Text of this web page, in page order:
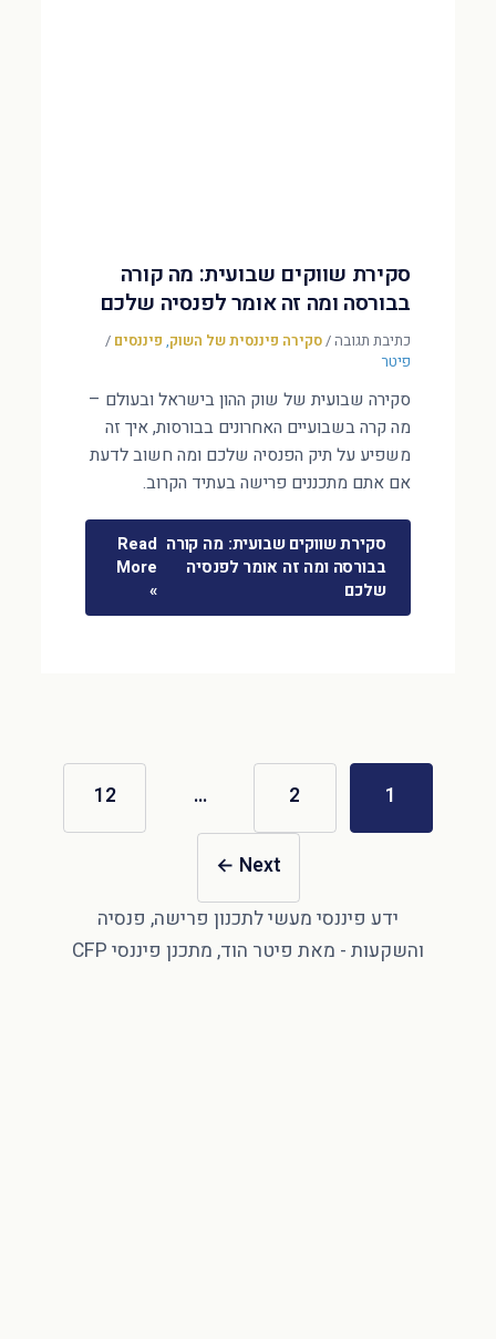
סקירת שווקים שבועית: מה קורה
בבורסה ומה זה אומר לפנסיה שלכם
כתיבת תגובה/סקירה פיננסית של השוק, פיננסים /
פיטר
סקירה שבועית של שוק ההון בישראל ובעולם –
מה קרה בשבועיים האחרונים בבורסות, איך זה
משפיע על תיק הפנסיה שלכם ומה חשוב לדעת
אם אתם מתכננים פרישה בעתיד הקרוב.
סקירת שווקים שבועית: מה קורה
בבורסה ומה זה אומר לפנסיה
שלכם
Read
More
»
1
2
…
12
Next
←